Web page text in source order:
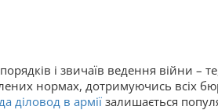
і звичаїв ведення війни –
нормах, дотримуючись всіх
діловод в армії залишається